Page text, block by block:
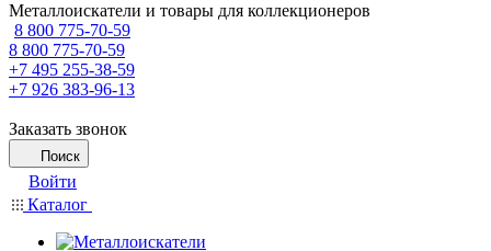
Металлоискатели и товары для коллекционеров
8 800 775-70-59
8 800 775-70-59
+7 495 255-38-59
+7 926 383-96-13
Заказать звонок
Поиск
Войти
Каталог